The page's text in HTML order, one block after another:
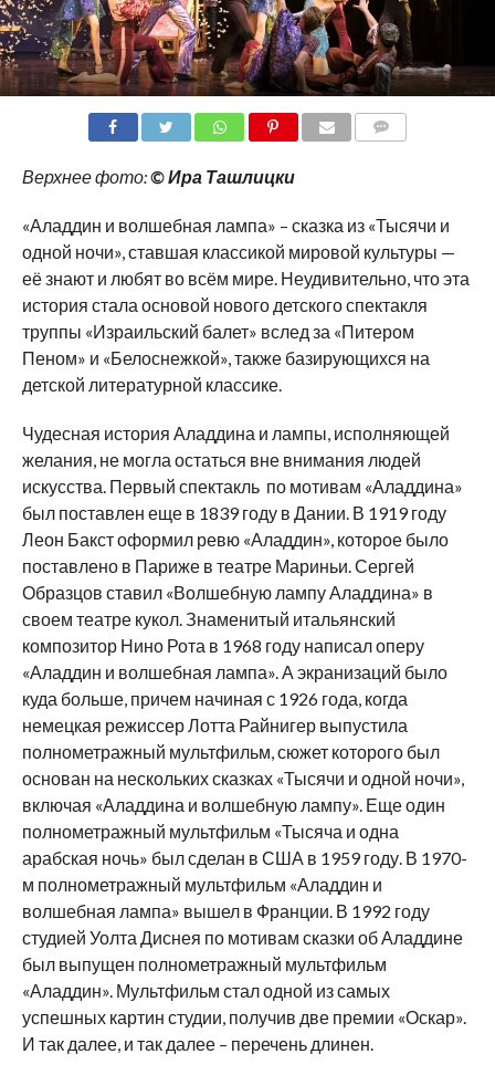
Верхнее фото:© Ира Ташлицки
«Аладдин и волшебная лампа» – сказка из «Тысячи и
одной ночи», ставшая классикой мировой культуры —
её знают и любят во всём мире. Неудивительно, что эта
история стала основой нового детского спектакля
труппы «Израильский балет» вслед за «Питером
Пеном» и «Белоснежкой», также базирующихся на
детской литературной классике.
Чудесная история Аладдина и лампы, исполняющей
желания, не могла остаться вне внимания людей
искусства. Первый спектакль по мотивам «Аладдина»
был поставлен еще в 1839 году в Дании. В 1919 году
Леон Бакст оформил ревю «Аладдин», которое было
поставлено в Париже в театре Мариньи. Сергей
Образцов ставил «Волшебную лампу Аладдина» в
своем театре кукол. Знаменитый итальянский
композитор Нино Рота в 1968 году написал оперу
«Аладдин и волшебная лампа». А экранизаций было
куда больше, причем начиная с 1926 года, когда
немецкая режиссер Лотта Райнигер выпустила
полнометражный мультфильм, сюжет которого был
основан на нескольких сказках «Тысячи и одной ночи»,
включая «Аладдина и волшебную лампу». Еще один
полнометражный мультфильм «Тысяча и одна
арабская ночь» был сделан в США в 1959 году. В 1970-
м полнометражный мультфильм «Аладдин и
волшебная лампа» вышел в Франции. В 1992 году
студией Уолта Диснея по мотивам сказки об Аладдине
был выпущен полнометражный мультфильм
«Аладдин». Мультфильм стал одной из самых
успешных картин студии, получив две премии «Оскар».
И так далее, и так далее – перечень длинен.